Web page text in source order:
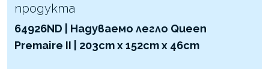
продукта
64926ND | Надуваемо легло Queen
Premaire II | 203cm x 152cm x 46cm